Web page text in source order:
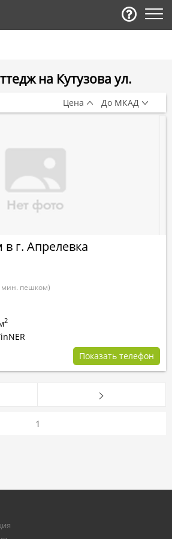
на Кутузова ул.
г. Апрелевка
мин. пешком)
2
Показать телефон
Цена До МКАД
1